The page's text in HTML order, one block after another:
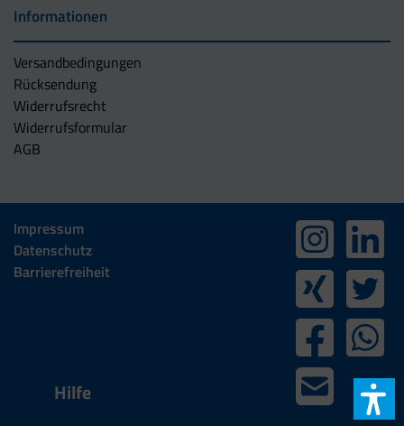
Informationen
Versandbedingungen
Rücksendung
Widerrufsrecht
Widerrufsformular
AGB
Impressum
Datenschutz
Barrierefreiheit
Hilfe